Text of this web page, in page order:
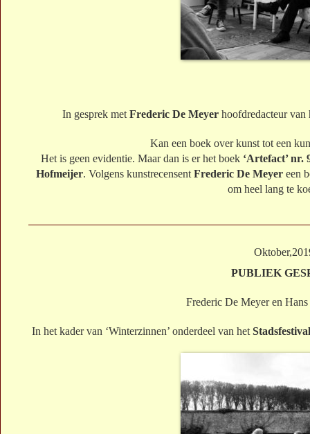
In gesprek met Frederic De Meyer hoofdredacteur
Kan een boek over kunst tot een
Het is geen evidentie. Maar dan is er het boek ‘Artefact’ nr.
Hofmeijer. Volgens kunstrecensent Frederic De Meyer een
om heel lang te
PUBLIEK
Frederic De Meyer en
In het kader van ‘Winterzinnen’ onderdeel van het